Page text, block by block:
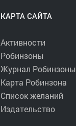
КАРТА САЙТА
Активности
Робинзоны
Журнал Робинзоны
Карта Робинзона
Список желаний
Издательство